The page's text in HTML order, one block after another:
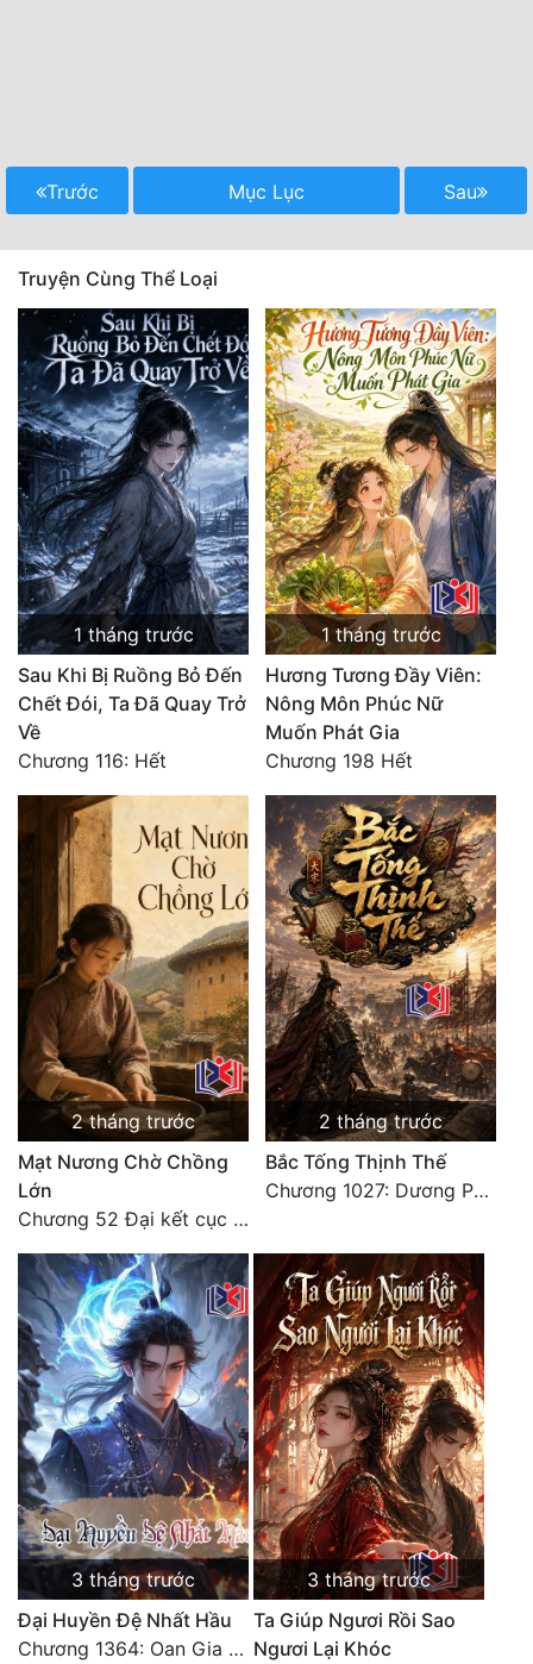
Trước Mục Lục Sau
Truyện Cùng Thể Loại
1 tháng trước
Sau Khi Bị Ruồng Bỏ Đến
Chết Đói, Ta Đã Quay Trở
Về
Chương 116: Hết
1 tháng trước
Hương Tương Đầy Viên:
Nông Môn Phúc Nữ
Muốn Phát Gia
Chương 198 Hết
2 tháng trước
Mạt Nương Chờ Chồng
Lớn
Chương 52 Đại kết cục (2)
2 tháng trước
Bắc Tống Thịnh Thế
Chương 1027: Dương Phàm! Viễn Hàng!
3 tháng trước
Đại Huyền Đệ Nhất Hầu
Chương 1364: Oan Gia Ngõ Hẹp
3 tháng trước
Ta Giúp Ngươi Rồi Sao
Ngươi Lại Khóc